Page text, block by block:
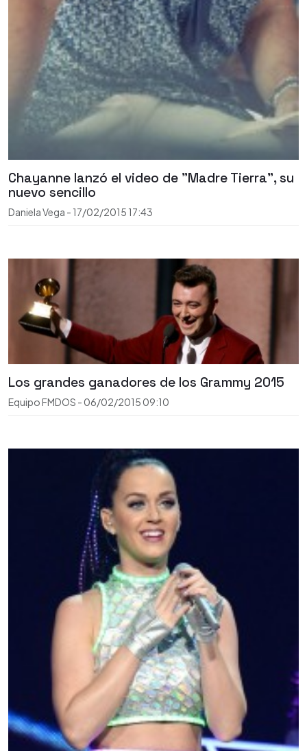
Chayanne lanzó el video de "Madre Tierra", su
nuevo sencillo
Daniela Vega - 17/02/2015 17:43
Los grandes ganadores de los Grammy 2015
Equipo FMDOS - 06/02/2015 09:10